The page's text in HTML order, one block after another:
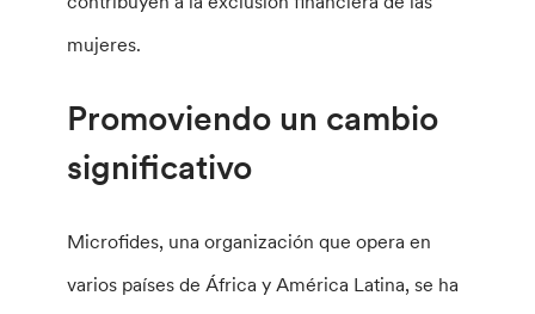
mujeres.
Promoviendo un cambio
significativo
Microfides, una organización que opera en
varios países de África y América Latina, se ha